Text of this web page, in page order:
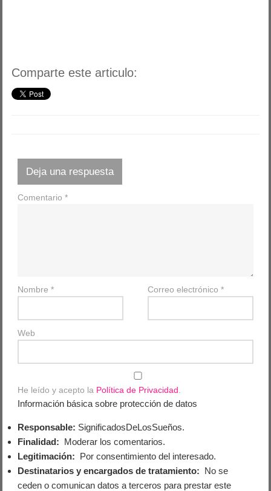
Comparte este articulo:
Deja una respuesta
Comentario*
Nombre* Correo electrónico *
Web
He leído y acepto la Política de Privacidad
Información básica sobre protección de datos
Responsable: SignificadosDeLosSueños.
Finalidad: Moderar los comentarios.
Legitimación: Por consentimiento del interesado.
Destinatarios y encargados de tratamiento: No se
ceden o comunican datos a terceros para prestar este